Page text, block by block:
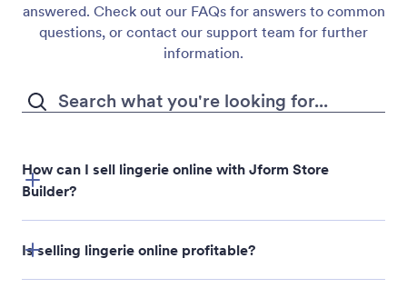
answered. Check out our FAQs for answers to common
questions, or contact our support team for further
information.
How can I sell lingerie online with Jform Store
Builder?
Jform Store Builder
Is selling lingerie online profitable?